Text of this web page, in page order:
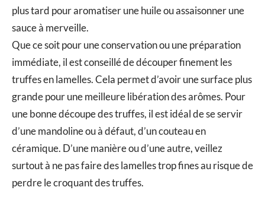
plus tard pour aromatiser une huile ou assaisonner une
sauce à merveille.
Que ce soit pour une conservation ou une préparation
immédiate, il est conseillé de découper finement les
truffes en lamelles. Cela permet d’avoir une surface plus
grande pour une meilleure libération des arômes. Pour
une bonne découpe des truffes, il est idéal de se servir
d’une mandoline ou à défaut, d’un couteau en
céramique. D’une manière ou d’une autre, veillez
surtout à ne pas faire des lamelles trop fines au risque de
perdre le croquant des truffes.